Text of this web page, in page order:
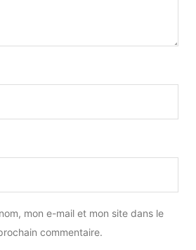
mon e-mail et mon site dans le
commentaire.